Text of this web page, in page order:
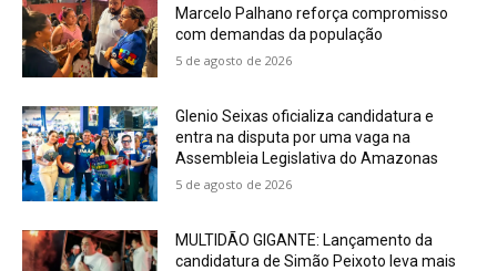
Marcelo Palhano reforça compromisso
com demandas da população
5 de agosto de 2026
Glenio Seixas oficializa candidatura e
entra na disputa por uma vaga na
Assembleia Legislativa do Amazonas
5 de agosto de 2026
MULTIDÃO GIGANTE: Lançamento da
candidatura de Simão Peixoto leva mais